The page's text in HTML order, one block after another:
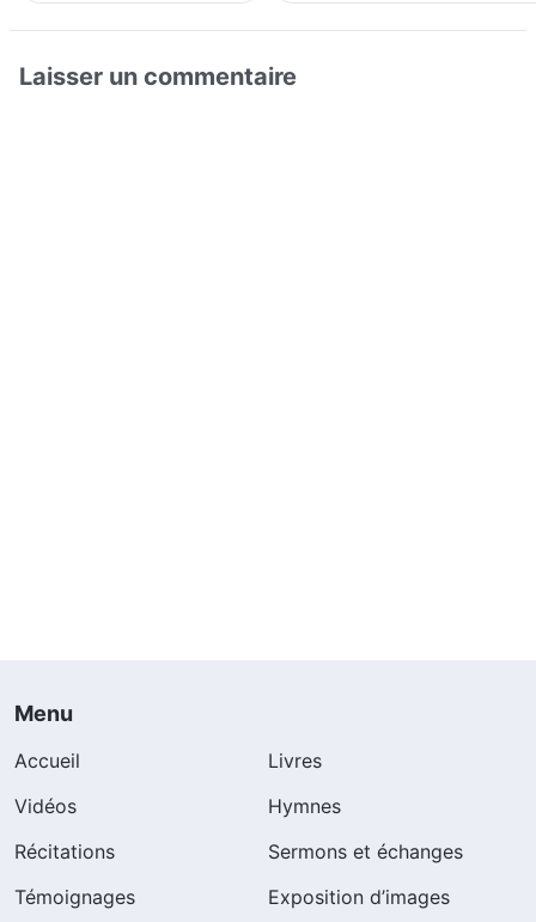
Laisser un commentaire
Menu
Accueil
Livres
Vidéos
Hymnes
Récitations
Sermons et échanges
Témoignages
Exposition d’images